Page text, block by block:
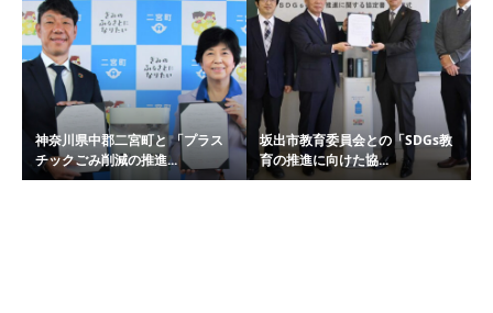
神奈川県中郡二宮町と 「プラス
チックごみ削減の推進...
坂出市教育委員会との「SDGs教
育の推進に向けた協...